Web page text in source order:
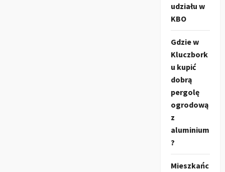
udziału w
KBO
Gdzie w
Kluczbork
u kupić
dobrą
pergolę
ogrodową
z
aluminium
?
Mieszkańc